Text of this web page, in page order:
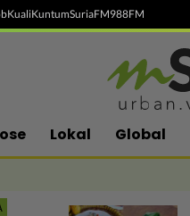
KualiKuntumSuriaFM988FM
Lokal Global